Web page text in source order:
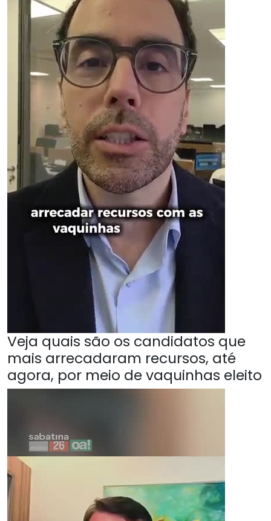
Veja quais são os candidatos que
mais arrecadaram recursos, até
agora, por meio de vaquinhas eleito